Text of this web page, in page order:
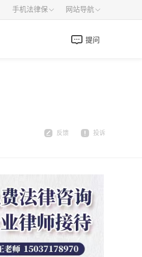
手机法律保 网站导航
提问
反馈 投诉